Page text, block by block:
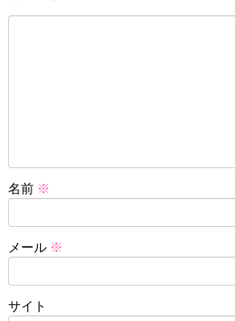
名前 ※
メール ※
サイト